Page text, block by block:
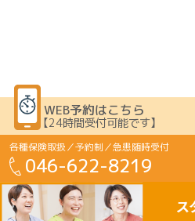
WEB予約はこちら
【24時間受付可能です】
各種保険取扱／予約制／急患随時受付
046-622-8219